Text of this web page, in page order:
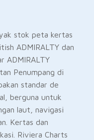
stok peta kertas
ADMIRALTY dan
ADMIRALTY
Penumpang di
standar de
berguna untuk
laut, navigasi
Kertas dan
Riviera Charts